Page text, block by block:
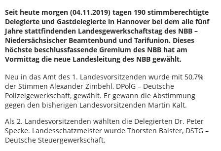
Seit heute morgen (04.11.2019) tagen 190 stimmberechtigte
Delegierte und Gastdelegierte in Hannover bei dem alle fünf
Jahre stattfindenden Landesgewerkschaftstag des NBB –
Niedersächsischer Beamtenbund und Tarifunion. Dieses
höchste beschlussfassende Gremium des NBB hat am
Vormittag die neue Landesleitung des NBB gewählt.
Neu in das Amt des 1. Landesvorsitzenden wurde mit 50,7%
der Stimmen Alexander Zimbehl, DPolG – Deutsche
Polizeigewerkschaft, gewählt. Er gewann die Abstimmung
gegen den bisherigen Landesvorsitzenden Martin Kalt.
Als 2. Landesvorsitzenden wählten die Delegierten Dr. Peter
Specke. Landesschatzmeister wurde Thorsten Balster, DSTG –
Deutsche Steuergewerkschaft.